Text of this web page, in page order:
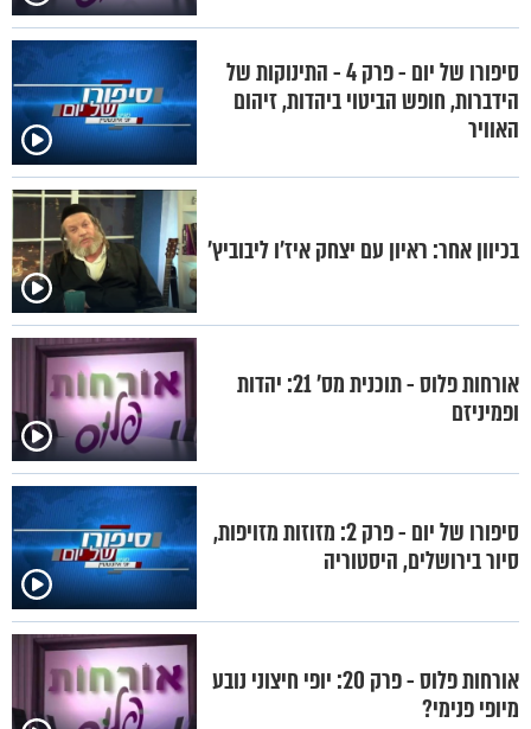
סיפורו של יום - פרק 4 - התינוקות של
הידברות, חופש הביטוי ביהדות, זיהום
האוויר
בכיוון אחר: ראיון עם יצחק איז’ו ליבוביץ’
אורחות פלוס - תוכנית מס' 21: יהדות
ופמיניזם
סיפורו של יום - פרק 2: מזוזות מזויפות,
סיור בירושלים, היסטוריה
אורחות פלוס - פרק 20: יופי חיצוני נובע
מיופי פנימי?